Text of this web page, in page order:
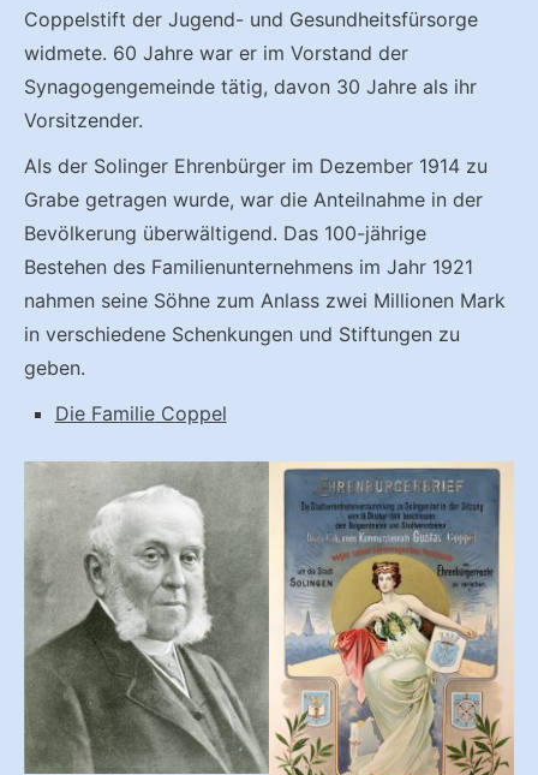
Coppelstift der Jugend- und Gesundheitsfürsorge
widmete. 60 Jahre war er im Vorstand der
Synagogengemeinde tätig, davon 30 Jahre als ihr
Vorsitzender.
Als der Solinger Ehrenbürger im Dezember 1914 zu
Grabe getragen wurde, war die Anteilnahme in der
Bevölkerung überwältigend. Das 100-jährige
Bestehen des Familienunternehmens im Jahr 1921
nahmen seine Söhne zum Anlass zwei Millionen Mark
in verschiedene Schenkungen und Stiftungen zu
geben.
Die FamilieCoppel